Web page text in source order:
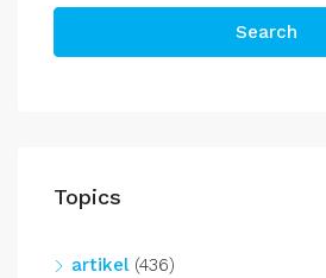
Search
Topics
artikel(436)